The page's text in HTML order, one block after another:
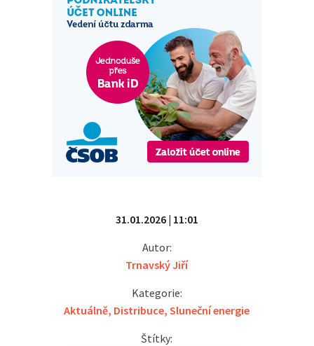
31.01.2026 | 11:01
Autor:
Trnavský Jiří
Kategorie:
Aktuálně, Distribuce,Sluneční energie
Štítky: